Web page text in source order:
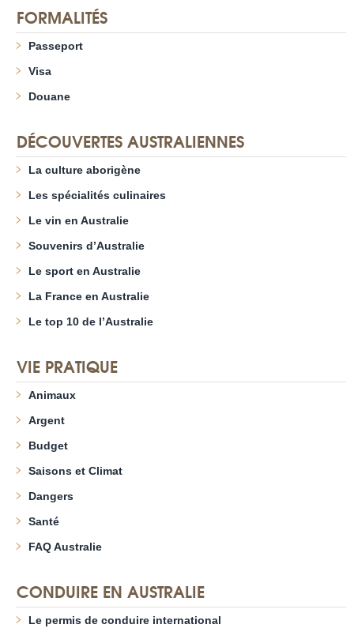
FORMALITÉS
Passeport
Visa
Douane
DÉCOUVERTES AUSTRALIENNES
La culture aborigène
Les spécialités culinaires
Le vin en Australie
Souvenirs d’Australie
Le sport en Australie
La France en Australie
Le top 10 de l’Australie
VIE PRATIQUE
Animaux
Argent
Budget
Saisons et Climat
Dangers
Santé
FAQ Australie
CONDUIRE EN AUSTRALIE
Le permis de conduire international